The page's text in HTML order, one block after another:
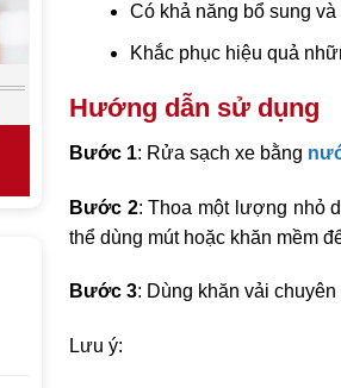
Có khả năng bổ sung
Khắc phục hiệu quả
Hướng dẫn sử dụng
Bước 1: Rửa sạch xe bằng
Bước 2: Thoa một lượng nhỏ
thể dùng mút hoặc khăn mềm
Bước 3: Dùng khăn vải
Lưu ý: